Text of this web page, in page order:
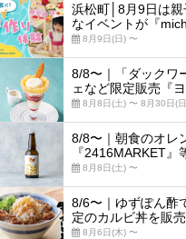
浜松町│8月9日は
なイベントが『
8月9日(日) 〜
8/8〜｜「ダックワ
ェなど限定販売『
8月8日(土) 〜 8月30日(
8/8〜｜朝食のオレ
『2416MARKET』
8月8日(土) 〜
8/6〜｜ゆずぽん酢
定のカルビ丼を販
8月6日(木) 〜